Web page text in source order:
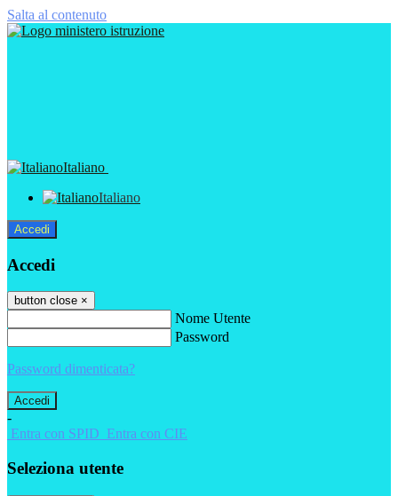
Salta al contenuto
Italiano
Italiano
Accedi
Accedi
button close ×
Nome Utente
Password
Password dimenticata?
-
Entra con SPID Entra con CIE
Seleziona utente